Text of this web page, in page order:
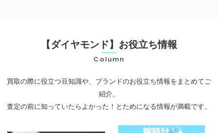
【ダイヤモンド】お役立ち情報
Column
買取の際に役立つ豆知識や、ブランドのお役立ち情報をまとめてご
紹介。
査定の前に知っていたらよかった！とためになる情報が満載です。